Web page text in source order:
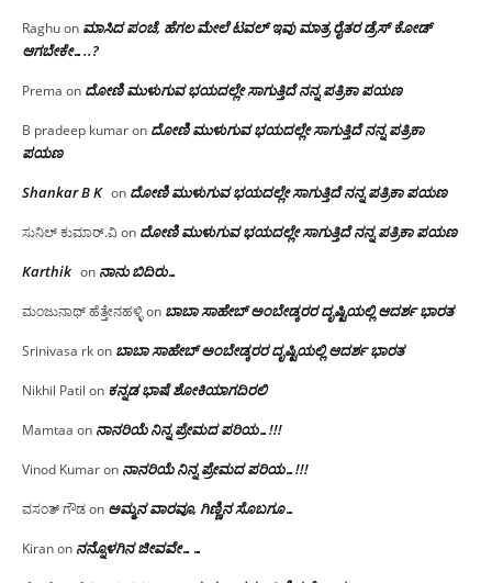
Raghuon ಮಾಸಿದ ಪಂಚೆ, ಹೆಗಲ ಮೇಲೆ ಟವಲ್‌ ಇವು ಮಾತ್ರ ರೈತರ ಡ್ರೆಸ್‌ ಕೋಡ್
ಆಗಬೇಕೇ…..?‌
Prema on ದೋಣಿ ಮುಳುಗುವ ಭಯದಲ್ಲೇ ಸಾಗುತ್ತಿದೆ ನನ್ನ ಪತ್ರಿಕಾ ಪಯಣ
B pradeep kumaron ದೋಣಿ ಮುಳುಗುವ ಭಯದಲ್ಲೇ ಸಾಗುತ್ತಿದೆ ನನ್ನ ಪತ್ರಿಕಾ
ಪಯಣ
Shankar B K on ದೋಣಿ ಮುಳುಗುವ ಭಯದಲ್ಲೇ ಸಾಗುತ್ತಿದೆ ನನ್ನ ಪತ್ರಿಕಾ ಪಯಣ
ಸುನಿಲ್ ಕುಮಾರ್.ವಿon ದೋಣಿ ಮುಳುಗುವ ಭಯದಲ್ಲೇ ಸಾಗುತ್ತಿದೆ ನನ್ನ ಪತ್ರಿಕಾ ಪಯಣ
Karthik on ನಾನು ಬಿದಿರು…
ಮಂಜುನಾಥ್ ಹೆತ್ತೇನಹಳ್ಳಿon ಬಾಬಾ ಸಾಹೇಬ್ ಅಂಬೇಡ್ಕರರ ದೃಷ್ಟಿಯಲ್ಲಿ ಆದರ್ಶ ಭಾರತ
Srinivasa rkon ಬಾಬಾ ಸಾಹೇಬ್ ಅಂಬೇಡ್ಕರರ ದೃಷ್ಟಿಯಲ್ಲಿ ಆದರ್ಶ ಭಾರತ
Nikhil Patil on ಕನ್ನಡ ಭಾಷೆ ಶೋಕಿಯಾಗದಿರಲಿ
Mamtaa on ನಾನರಿಯೆ ನಿನ್ನ ಪ್ರೇಮದ ಪರಿಯ…!!!
Vinod Kumaron ನಾನರಿಯೆ ನಿನ್ನ ಪ್ರೇಮದ ಪರಿಯ…!!!
ವಸಂತ್ ಗೌಡon ಅಮ್ಮನ ವಾರವೂ, ಗಿಣ್ಣಿನ ಸೊಬಗೂ…
Kiranon ನನ್ನೊಳಗಿನ ಜೀವವೇ……